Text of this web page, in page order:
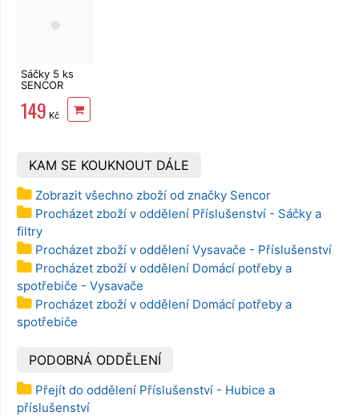
Sáčky 5 ks
SENCOR
SVCX 0850
pro SVC
55xx/60xx/83xx/85xx/93xx
149 Kč
KAM SE KOUKNOUT DÁLE
Zobrazit všechno zboží od značky Sencor
Procházet zboží v oddělení Příslušenství - Sáčky a
filtry
Procházet zboží v oddělení Vysavače - Příslušenství
Procházet zboží v oddělení Domácí potřeby a
spotřebiče - Vysavače
Procházet zboží v oddělení Domácí potřeby a
spotřebiče
PODOBNÁ ODDĚLENÍ
Přejít do oddělení Příslušenství - Hubice a
příslušenství